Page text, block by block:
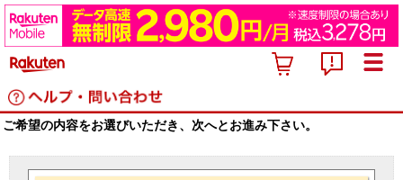
ご希望の内容をお選びいただき、次へとお進み下さい。